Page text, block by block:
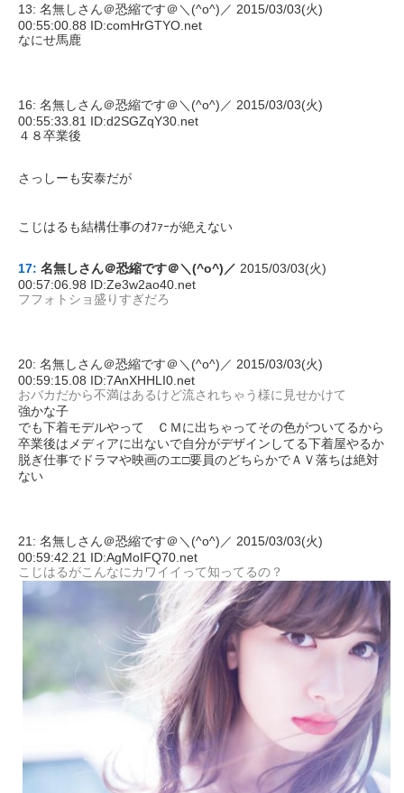
13: 名無しさん＠恐縮です＠＼(^o^)／ 2015/03/03(火)
00:55:00.88 ID:comHrGTYO.net
なにせ馬鹿
16: 名無しさん＠恐縮です＠＼(^o^)／ 2015/03/03(火)
00:55:33.81 ID:d2SGZqY30.net
４８卒業後
さっしーも安泰だが
こじはるも結構仕事のｵﾌｧｰが絶えない
17: 名無しさん＠恐縮です＠＼(^o^)／ 2015/03/03(火)
00:57:06.98 ID:Ze3w2ao40.net
フフォトショ盛りすぎだろ
20: 名無しさん＠恐縮です＠＼(^o^)／ 2015/03/03(火)
00:59:15.08 ID:7AnXHHLI0.net
おバカだから不満はあるけど流されちゃう様に見せかけて
強かな子
でも下着モデルやって ＣＭに出ちゃってその色がついてるから
卒業後はメディアに出ないで自分がデザインしてる下着屋やるか
脱ぎ仕事でドラマや映画のエ□要員のどちらかでＡＶ落ちは絶対
ない
21: 名無しさん＠恐縮です＠＼(^o^)／ 2015/03/03(火)
00:59:42.21 ID:AgMoIFQ70.net
こじはるがこんなにカワイイって知ってるの？